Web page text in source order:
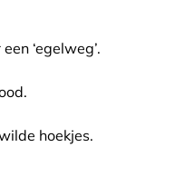
‘egelweg’.
hoekjes.